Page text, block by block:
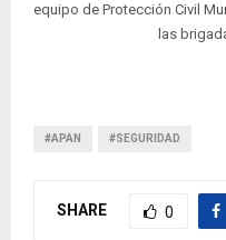
equipo de Protección Civil
las
#APAN #SEGURIDAD
SHARE 0